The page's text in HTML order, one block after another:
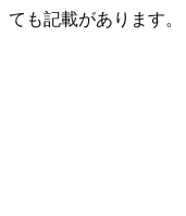
ても記載があります。